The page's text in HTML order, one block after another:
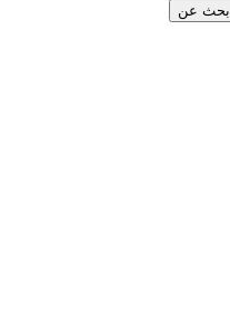
بحث عن